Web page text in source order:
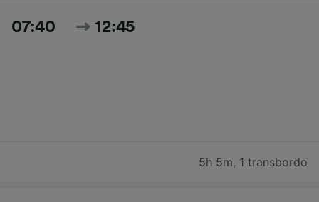
07:40 12:45
5h 5m, 1 transbordo